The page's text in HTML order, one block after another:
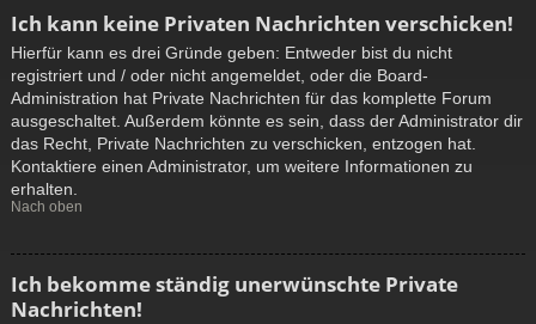
Ich kann keine Privaten Nachrichten verschicken!
Hierfür kann es drei Gründe geben: Entweder bist du nicht
registriert und / oder nicht angemeldet, oder die Board-
Administration hat Private Nachrichten für das komplette Forum
ausgeschaltet. Außerdem könnte es sein, dass der Administrator dir
das Recht, Private Nachrichten zu verschicken, entzogen hat.
Kontaktiere einen Administrator, um weitere Informationen zu
erhalten.
Nach oben
Ich bekomme ständig unerwünschte Private
Nachrichten!